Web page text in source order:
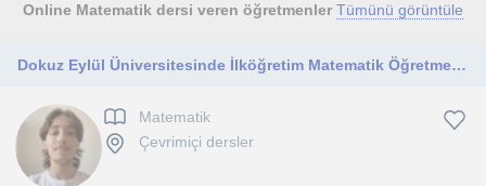
Online Matematik dersi veren öğretmenler Tümünü görüntüle
Dokuz Eylül Üniversitesinde İlköğretim Matematik Öğretmenliği bölümü 3. Sınıf öğrencisiyim. Derslerim ortaokula yönelik.
Matematik
Çevrimiçi dersler